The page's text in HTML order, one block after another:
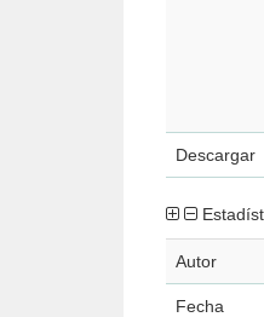
Descargar
Autor
Fecha